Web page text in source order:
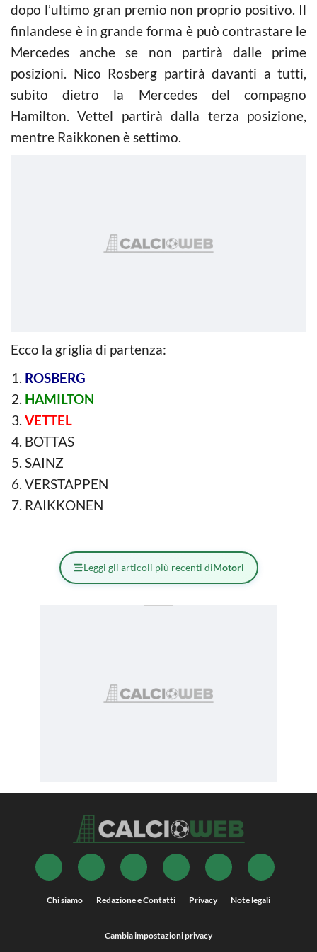
dopo l’ultimo gran premio non proprio positivo. Il
finlandese è in grande forma è può contrastare le
Mercedes anche se non partirà dalle prime
posizioni. Nico Rosberg partirà davanti a tutti,
subito dietro la Mercedes del compagno
Hamilton. Vettel partirà dalla terza posizione,
mentre Raikkonen è settimo.
Ecco la griglia di partenza:
ROSBERG
HAMILTON
VETTEL
BOTTAS
SAINZ
VERSTAPPEN
RAIKKONEN
Leggi gli articoli più recenti diMotori
Chi siamo Redazione e Contatti Privacy Note legali
Cambia impostazioni privacy